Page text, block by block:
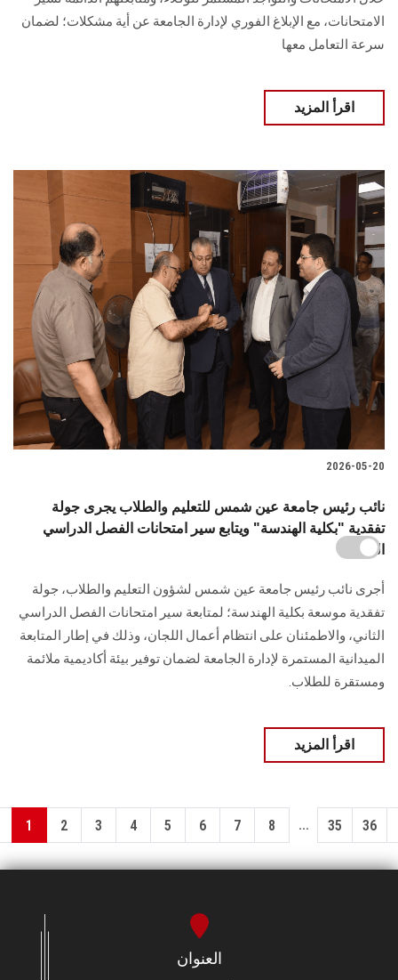
الامتحانات، مع الإبلاغ الفوري لإدارة الجامعة عن أية مشكلات؛ لضمان
سرعة التعامل معها
اقرأ المزيد
2026-05-20
نائب رئيس جامعة عين شمس للتعليم والطلاب يجرى جولة
تفقدية "بكلية الهندسة" ويتابع سير امتحانات الفصل الدراسي
الثاني
أجرى نائب رئيس جامعة عين شمس لشؤون التعليم والطلاب، جولة
تفقدية موسعة بكلية الهندسة؛ لمتابعة سير امتحانات الفصل الدراسي
الثاني، والاطمئنان على انتظام أعمال اللجان، وذلك في إطار المتابعة
الميدانية المستمرة لإدارة الجامعة لضمان توفير بيئة أكاديمية ملائمة
ومستقرة للطلاب.
اقرأ المزيد
1 2 3 4 5 6 7 8 ... 35 36
العنوان